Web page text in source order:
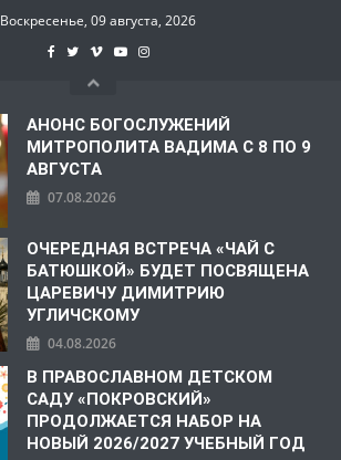
Воскресенье, 09 августа, 2026
АНОНС БОГОСЛУЖЕНИЙ
МИТРОПОЛИТА ВАДИМА С 8 ПО 9
АВГУСТА
07.08.2026
ОЧЕРЕДНАЯ ВСТРЕЧА «ЧАЙ С
БАТЮШКОЙ» БУДЕТ ПОСВЯЩЕНА
ЦАРЕВИЧУ ДИМИТРИЮ
УГЛИЧСКОМУ
04.08.2026
В ПРАВОСЛАВНОМ ДЕТСКОМ
САДУ «ПОКРОВСКИЙ»
ПРОДОЛЖАЕТСЯ НАБОР НА
НОВЫЙ 2026/2027 УЧЕБНЫЙ ГОД